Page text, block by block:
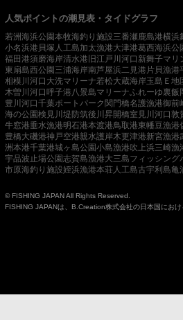
人気ポイントの潮見表・タイドグラフ
若洲海浜公園本牧海釣り施設三番瀬 鹿島港横浜
小名浜港 貝塚人工島加太漁港大津港葛西海浜公
福田港須磨海岸清水港 旧江戸川河口 新舞子マリ
東扇島西公園三浦海岸南芦屋浜二見港 片貝漁港
相模川河口 大洗マリーナ若松大蔵海岸玉島Ｅ地
木曽川河口呼子港 八景島マリーナふれーゆ裏飯
豊川河口千葉ポートパーク関門橋名護漁港御前
海の公園検見川堤防筑後川昇開橋室見川河口敦
牛窓港垂水漁港明石港本渡港鳥取港東幡豆漁港
豊橋大磯港神戸空港親水護岸木更津港新宮漁港
洲本港千葉港城ヶ島公園小島漁港吹上浜三崎漁
宇品波止場公園志賀島漁港大三島フィッシング
市原海釣り施設姪浜漁港本荘人工島古宇利島亀
© FISHING JAPAN All Rights Reserved.
FISHING JAPANは、B.Creation株式会社の日本国におけ